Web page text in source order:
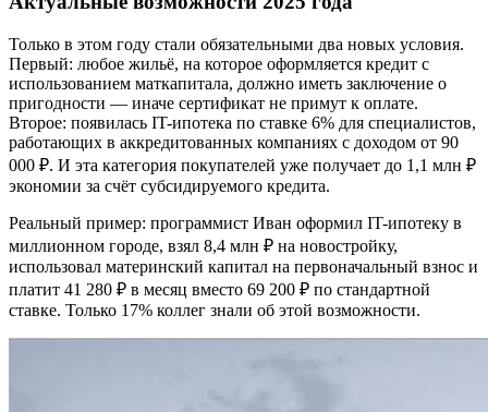
Только в этом году стали обязательными два новых условия.
Первый: любое жильё, на которое оформляется кредит с
использованием маткапитала, должно иметь заключение о
пригодности — иначе сертификат не примут к оплате.
Второе: появилась IT-ипотека по ставке 6% для специалистов,
работающих в аккредитованных компаниях с доходом от 90
000 ₽. И эта категория покупателей уже получает до 1,1 млн ₽
экономии за счёт субсидируемого кредита.
Реальный пример: программист Иван оформил IT-ипотеку в
миллионном городе, взял 8,4 млн ₽ на новостройку,
использовал материнский капитал на первоначальный взнос и
платит 41 280 ₽ в месяц вместо 69 200 ₽ по стандартной
ставке. Только 17% коллег знали об этой возможности.